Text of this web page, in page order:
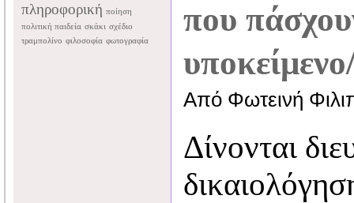
πληροφορική ποίηση
πολιτική παιδεία σκάκι σχέδιο
τραμπολίνο φιλοσοφία φωτογραφία
που
Από Φωτεινή
Δίνονται